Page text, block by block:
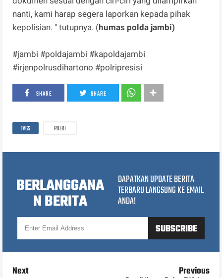
nanti, kami harap segera laporkan kepada pihak
kepolisian. " tutupnya. (humas polda jambi)
#jambi #poldajambi #kapoldajambi
#irjenpolrusdihartono #polripresisi
SHARE SHARE
TAGS POLRI
BERLANGGANA
N BERITA
DAPATKAN UPDATE BERITA
TERBARU LANGSUNG KE EMAIL
ANDA!
Next Previous